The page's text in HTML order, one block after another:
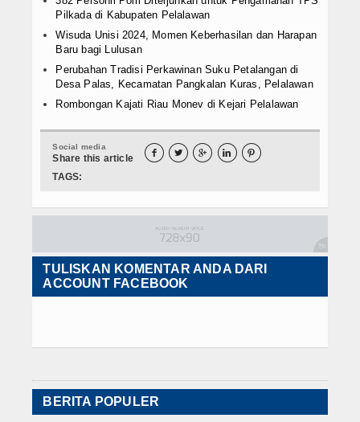
Pilkada di Kabupaten Pelalawan
Wisuda Unisi 2024, Momen Keberhasilan dan Harapan
Baru bagi Lulusan
Perubahan Tradisi Perkawinan Suku Petalangan di
Desa Palas, Kecamatan Pangkalan Kuras, Pelalawan
Rombongan Kajati Riau Monev di Kejari Pelalawan
Social media
Share this article     
TAGS:
TULISKAN KOMENTAR ANDA DARI
ACCOUNT FACEBOOK
BERITA POPULER